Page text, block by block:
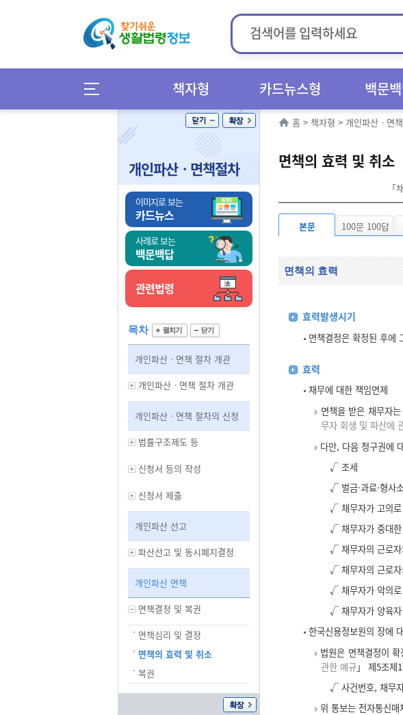
책자형 카드뉴스형 백문
개인파산ㆍ면책절차
이미지로 보는
카드뉴스
사례로 보는
백문백답
관련법령
목차
개인파산ㆍ면책 절차 개관
개인파산ㆍ면책 절차 개관
개인파산ㆍ면책 절차의 신청
법률구조제도 등
신청서 등의 작성
신청서 제출
개인파산 선고
파산선고 및 동시폐지결정
개인파산 면책
면책결정 및 복권
면책심리 및 결정
면책의 효력 및 취소
복권
홈 > 책자형 > 개인파산ㆍ면
면책의 효력 및 취소
본문 100문 100답
면책의 효력
효력발생시기
면책결정은 확정된 후에
효력
채무에 대한 책임면제
면책을 받은 채무자
무자 회생 및 파산에
다만, 다음 청구권에
√ 조세
√ 벌금·과료·형사
√ 채무자가 고의로
√ 채무자가 중대한
√ 채무자의 근로자
√ 채무자의 근로자
√ 채무자가 악의로
√ 채무자가 양육자
한국신용정보원의 장에
법원은 면책결정이
관한 예규」 제5조제
√ 사건번호, 채무
위 통보는 전자통신